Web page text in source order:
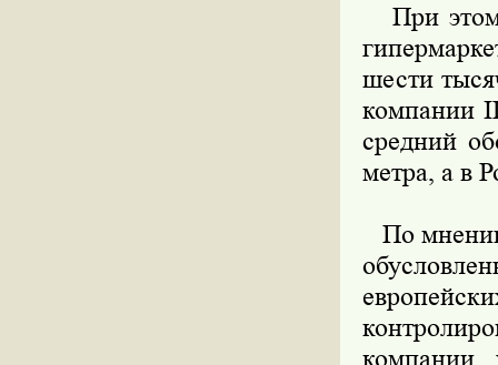
При
шести
компании
средний
метра, а в
По
компании